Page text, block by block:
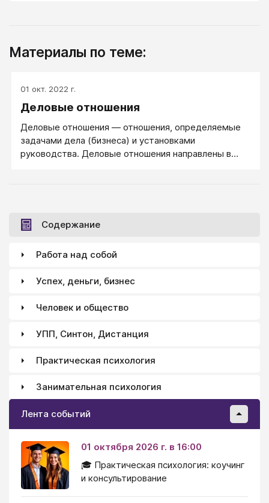
Материалы по теме:
01 окт. 2022 г.
Деловые отношения
Деловые отношения — отношения, определяемые
задачами дела (бизнеса) и установками
руководства. Деловые отношения направлены в
Содержание
Работа над собой
Успех, деньги, бизнес
Человек и общество
УПП, Синтон, Дистанция
Практическая психология
Занимательная психология
Лента событий
01 октября 2026 г. в 16:00
🎓 Практическая психология: коучинг
и консультирование